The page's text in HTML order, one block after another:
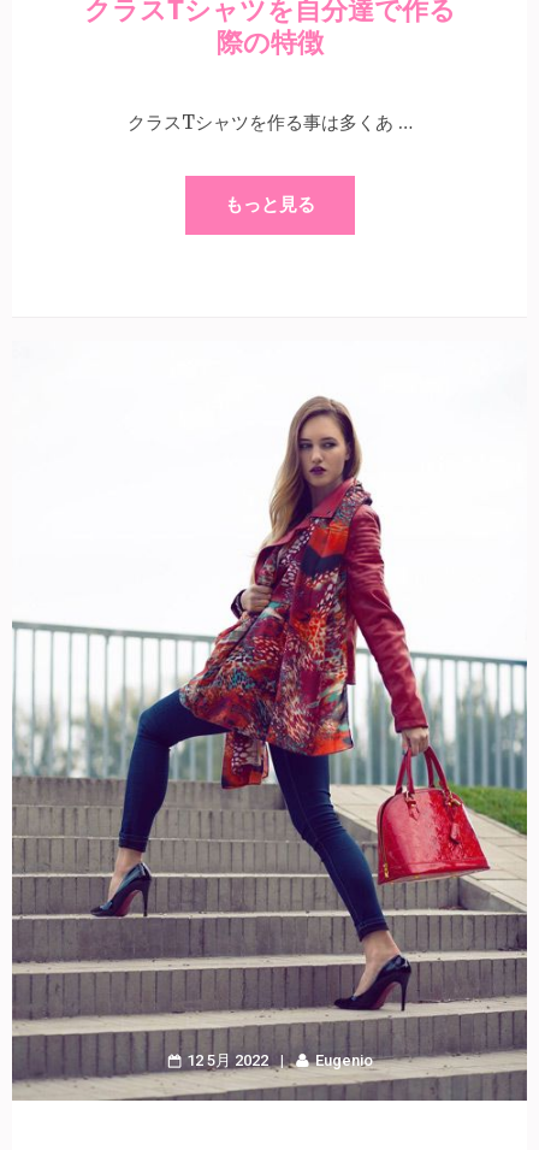
クラスTシャツを自分達で作る
際の特徴
クラスTシャツを作る事は多くあ …
もっと見る
12 5月 2022 Eugenio